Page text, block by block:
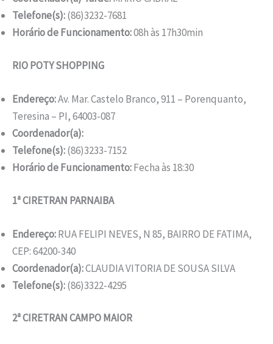
Telefone(s):(86)3232-7681
Horário de Funcionamento:08h às 17h30min
RIO POTY SHOPPING
Endereço:Av. Mar. Castelo Branco, 911 – Porenquanto,
Teresina – PI, 64003-087
Coordenador(a):
Telefone(s):(86)3233-7152
Horário de Funcionamento:Fecha às 18:30
1ª CIRETRAN PARNAIBA
Endereço:RUA FELIPI NEVES, N 85, BAIRRO DE FATIMA,
CEP: 64200-340
Coordenador(a):CLAUDIA VITORIA DE SOUSA SILVA
Telefone(s):(86)3322-4295
2ª CIRETRAN CAMPO MAIOR